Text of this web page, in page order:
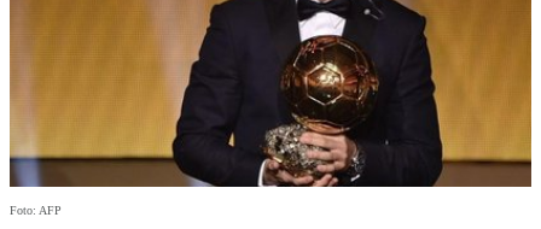
Foto: AFP